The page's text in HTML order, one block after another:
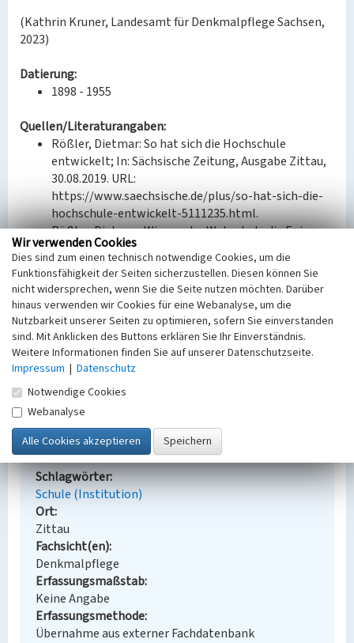
(Kathrin Kruner, Landesamt für Denkmalpflege Sachsen,
2023)
Datierung:
1898 - 1955
Quellen/Literaturangaben:
Rößler, Dietmar: So hat sich die Hochschule
entwickelt; In: Sächsische Zeitung, Ausgabe Zittau,
30.08.2019. URL:
https://www.saechsische.de/plus/so-hat-sich-die-
hochschule-entwickelt-5111235.html.
Rößler, Dietmar: Wie aus der Webschule die Eni-
Schule wurde; In: Sächsische Zeitung, Ausgabe
Zittau, 15.10.2021. URL:
https://www.saechsische.de/zittau/geschichte-
textil-webschule-theodor-koerner-allee-zittau-
5544482-plus.html.
Bauherr / Auftraggeber:
--
BKM-Nummer:
Ehemalige Fachschule für Energie Zittau
Schlagwörter
Schule (Institution)
Ort
Zittau
Fachsicht(en)
Denkmalpflege
Erfassungsmaßstab
Keine Angabe
Erfassungsmethode
Übernahme aus externer Fachdatenbank
Wir verwenden Cookies
Dies sind zum einen technisch notwendige Cookies, um die
Funktionsfähigkeit der Seiten sicherzustellen. Diesen können Sie
nicht widersprechen, wenn Sie die Seite nutzen möchten. Darüber
hinaus verwenden wir Cookies für eine Webanalyse, um die
Nutzbarkeit unserer Seiten zu optimieren, sofern Sie einverstanden
sind. Mit Anklicken des Buttons erklären Sie Ihr Einverständnis.
Weitere Informationen finden Sie auf unserer Datenschutzseite.
Impressum | Datenschutz
Notwendige Cookies
Webanalyse